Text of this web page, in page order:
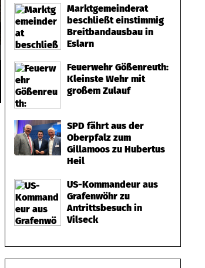
Marktgemeinderat
beschließt einstimmig
Breitbandausbau in
Eslarn
Feuerwehr Gößenreuth:
Kleinste Wehr mit
großem Zulauf
SPD fährt aus der
Oberpfalz zum
Gillamoos zu Hubertus
Heil
US-Kommandeur aus
Grafenwöhr zu
Antrittsbesuch in
Vilseck